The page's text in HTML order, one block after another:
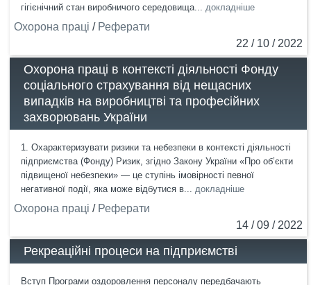
гігієнічний стан виробничого середовища... докладніше
Охорона праці / Реферати
22 / 10 / 2022
Охорона праці в контексті діяльності Фонду
соціального страхування від нещасних
випадків на виробництві та професійних
захворювань України
1. Охарактеризувати ризики та небезпеки в контексті діяльності
підприємства (Фонду) Ризик, згідно Закону України «Про об’єкти
підвищеної небезпеки» — це ступінь імовірності певної
негативної події, яка може відбутися в... докладніше
Охорона праці / Реферати
14 / 09 / 2022
Рекреаційні процеси на підприємстві
Вступ Програми оздоровлення персоналу передбачають